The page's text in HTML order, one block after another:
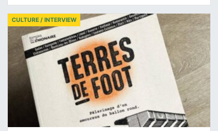
CULTURE / INTERVIEW